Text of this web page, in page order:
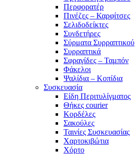
Περφορατέρ
Πινέζες – Καρφίτσες
Σελιδοδείκτες
Συνδετήρες
Σύρματα Συρραπτικού
Συρραπτικά
Σφραγίδες – Ταμπόν
Φάκελοι
Ψαλίδια – Κοπίδια
Συσκευασία
Είδη Περιτυλίγματος
Θήκες courier
Κορδέλες
Σακούλες
Ταινίες Συσκευασίας
Χαρτοκιβώτια
Χόρτο